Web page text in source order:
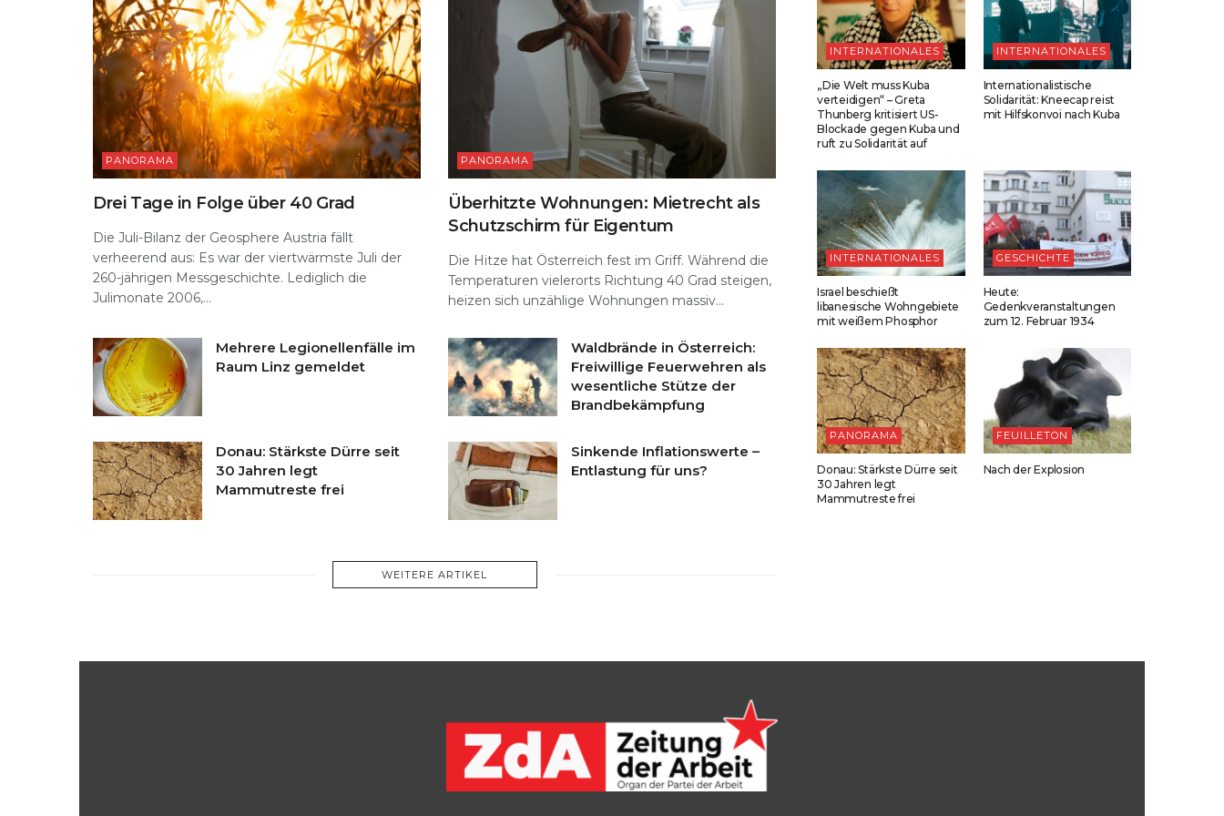
PANORAMA
Drei Tage in Folge über 40 Grad
Die Juli-Bilanz der Geosphere Austria fällt
verheerend aus: Es war der viertwärmste Juli der
260-jährigen Messgeschichte. Lediglich die
Julimonate 2006,...
PANORAMA
Überhitzte Wohnungen: Mietrecht als
Schutzschirm für Eigentum
Die Hitze hat Österreich fest im Griff. Während die
Temperaturen vielerorts Richtung 40 Grad steigen,
heizen sich unzählige Wohnungen massiv...
Mehrere Legionellenfälle im
Raum Linz gemeldet
Waldbrände in Österreich:
Freiwillige Feuerwehren als
wesentliche Stütze der
Brandbekämpfung
Donau: Stärkste Dürre seit
30 Jahren legt
Mammutreste frei
Sinkende Inflationswerte –
Entlastung für uns?
WEITERE ARTIKEL
INTERNATIONALES
„Die Welt muss Kuba
verteidigen“ – Greta
Thunberg kritisiert US-
Blockade gegen Kuba und
ruft zu Solidarität auf
INTERNATIONALES
Internationalistische
Solidarität: Kneecap reist
mit Hilfskonvoi nach Kuba
INTERNATIONALES
Israel beschießt
libanesische Wohngebiete
mit weißem Phosphor
GESCHICHTE
Heute:
Gedenkveranstaltungen
zum 12. Februar 1934
PANORAMA
Donau: Stärkste Dürre seit
30 Jahren legt
Mammutreste frei
FEUILLETON
Nach der Explosion